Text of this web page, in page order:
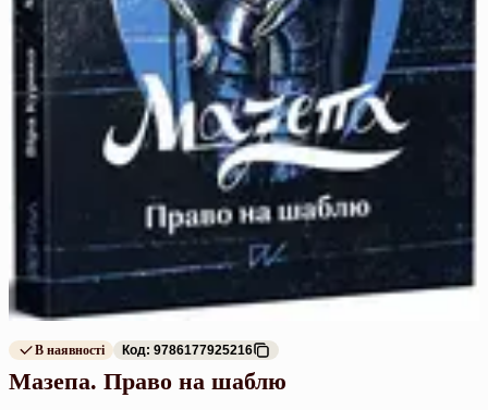
В наявності Код: 9786177925216
Мазепа. Право на шаблю